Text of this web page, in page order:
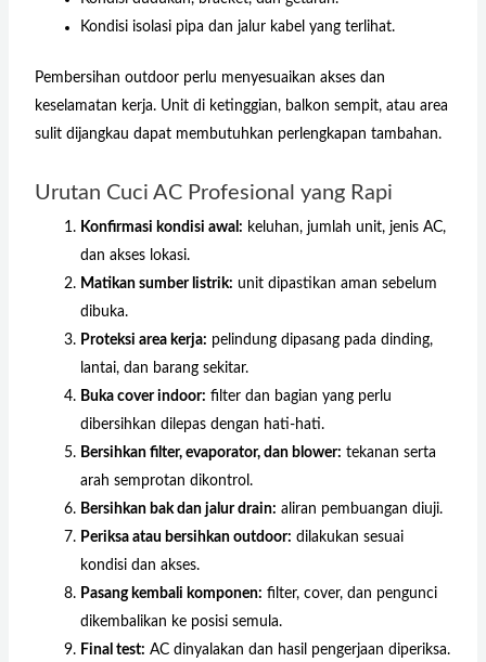
Kondisi isolasi pipa dan jalur kabel yang terlihat.
Pembersihan outdoor perlu menyesuaikan akses dan
keselamatan kerja. Unit di ketinggian, balkon sempit, atau area
sulit dijangkau dapat membutuhkan perlengkapan tambahan.
Urutan Cuci AC Profesional yang Rapi
Konfirmasi kondisi awal: keluhan, jumlah unit, jenis AC,
dan akses lokasi.
Matikan sumber listrik: unit dipastikan aman sebelum
dibuka.
Proteksi area kerja: pelindung dipasang pada dinding,
lantai, dan barang sekitar.
Buka cover indoor: filter dan bagian yang perlu
dibersihkan dilepas dengan hati-hati.
Bersihkan filter, evaporator, dan blower: tekanan serta
arah semprotan dikontrol.
Bersihkan bak dan jalur drain: aliran pembuangan diuji.
Periksa atau bersihkan outdoor: dilakukan sesuai
kondisi dan akses.
Pasang kembali komponen: filter, cover, dan pengunci
dikembalikan ke posisi semula.
Final test: AC dinyalakan dan hasil pengerjaan diperiksa.